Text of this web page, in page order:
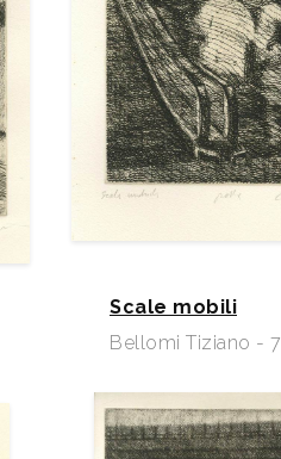
Scale mobili
Bellomi Tiziano - 7